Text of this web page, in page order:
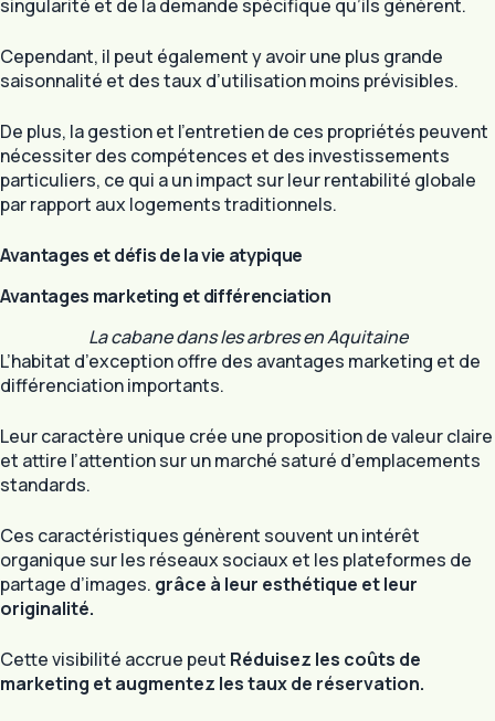
singularité et de la demande spécifique qu’ils génèrent.
Cependant, il peut également y avoir une plus grande
saisonnalité et des taux d’utilisation moins prévisibles.
De plus, la gestion et l’entretien de ces propriétés peuvent
nécessiter des compétences et des investissements
particuliers, ce qui a un impact sur leur rentabilité globale
par rapport aux logements traditionnels.
Avantages et défis de la vie atypique
Avantages marketing et différenciation
La cabane dans les arbres en Aquitaine
L’habitat d’exception offre des avantages marketing et de
différenciation importants.
Leur caractère unique crée une proposition de valeur claire
et attire l’attention sur un marché saturé d’emplacements
standards.
Ces caractéristiques génèrent souvent un intérêt
organique sur les réseaux sociaux et les plateformes de
partage d’images. grâce à leur esthétique et leur
originalité.
Cette visibilité accrue peut Réduisez les coûts de
marketing et augmentez les taux de réservation.